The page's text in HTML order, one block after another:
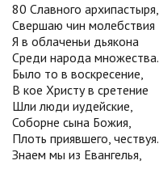
80 Славного архипастыря,
Свершаю чин молебствия
Я в облаченьи дьякона
Среди народа множества.
Было то в воскресение,
В кое Христу в сретение
Шли люди иудейские,
Соборне сына Божия,
Плоть приявшего, чествуя.
Знаем мы из Евангелья,